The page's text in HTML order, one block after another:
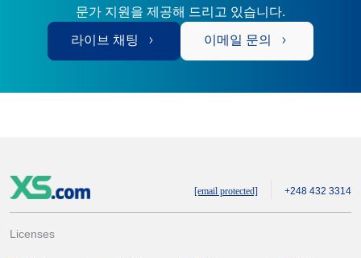
문가 지원을 제공해 드리고 있습니다.
라이브 채팅 이메일 문의
[email protected] +248 432 3314
Licenses